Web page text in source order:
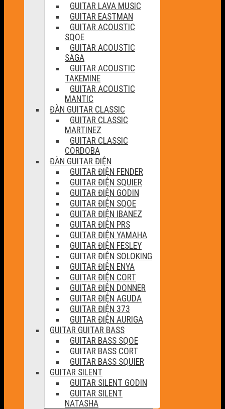
GUITAR LAVA MUSIC
GUITAR EASTMAN
GUITAR ACOUSTIC
SQOE
GUITAR ACOUSTIC
SAGA
GUITAR ACOUSTIC
TAKEMINE
GUITAR ACOUSTIC
MANTIC
ĐÀN GUITAR CLASSIC
GUITAR CLASSIC
MARTINEZ
GUITAR CLASSIC
CORDOBA
ĐÀN GUITAR ĐIỆN
GUITAR ĐIỆN FENDER
GUITAR ĐIỆN SQUIER
GUITAR ĐIỆN GODIN
GUITAR ĐIỆN SQOE
GUITAR ĐIỆN IBANEZ
GUITAR ĐIỆN PRS
GUITAR ĐIỆN YAMAHA
GUITAR ĐIỆN FESLEY
GUITAR ĐIỆN SOLOKING
GUITAR ĐIỆN ENYA
GUITAR ĐIỆN CORT
GUITAR ĐIỆN DONNER
GUITAR ĐIỆN AGUDA
GUITAR ĐIỆN 373
GUITAR ĐIỆN AURIGA
GUITAR GUITAR BASS
GUITAR BASS SQOE
GUITAR BASS CORT
GUITAR BASS SQUIER
GUITAR SILENT
GUITAR SILENT GODIN
GUITAR SILENT
NATASHA